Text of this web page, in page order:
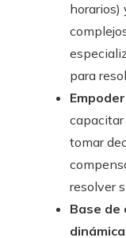
horarios)
para
tomar
resolver
Base de